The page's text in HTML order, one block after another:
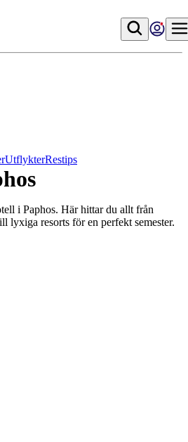
UtflykterRestips
i Paphos. Här hittar du allt från
lyxiga resorts för en perfekt semester.